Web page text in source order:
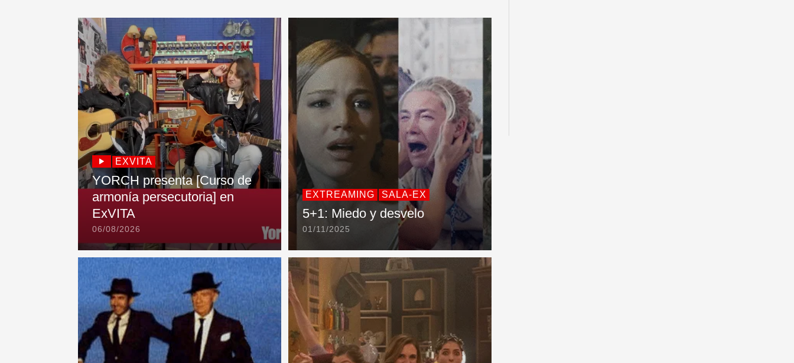
EXVITA
YORCH presenta [Curso de
armonía persecutoria] en
ExVITA
06/08/2026
EXTREAMING SALA-EX
5+1: Miedo y desvelo
01/11/2025